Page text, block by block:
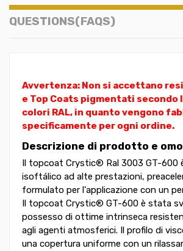
QUESTIONS(FAQS)
Avvertenza: Non si accettano
e Top Coats pigmentati secondo
colori RAL, in quanto vengono
specificamente per ogni ordine.
Descrizione di prodotto e
Il topcoat Crystic® Ral 3003 GT-600
isoftálico ad alte prestazioni,
formulato per l'applicazione con un
Il topcoat Crystic® GT-600 è stata
possesso di ottime intrinseca
agli agenti atmosferici. Il profilo di
una copertura uniforme con un